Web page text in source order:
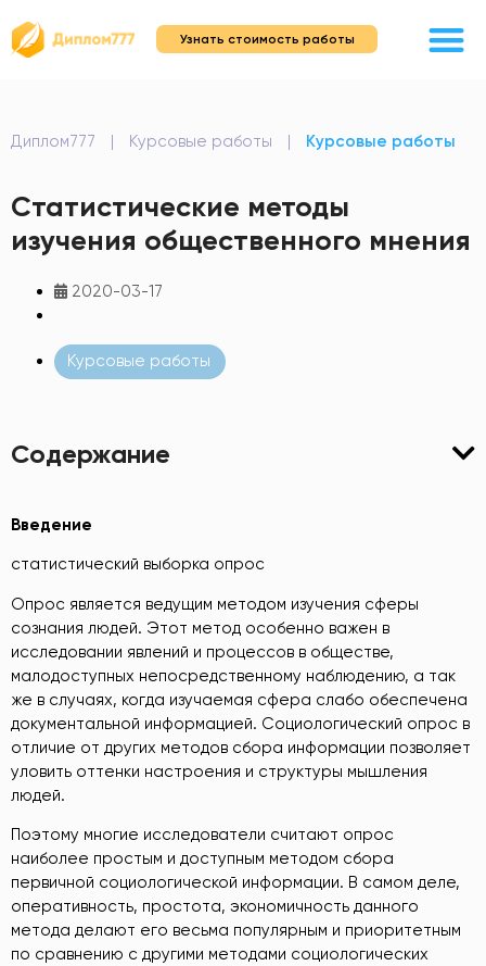
Узнать стоимость работы
Диплом777 | Курсовые работы | Курсовые работы
Статистические методы
изучения общественного мнения
2020-03-17
Курсовые работы
Содержание
Введение
статистический выборка опрос
Опрос является ведущим методом изучения сферы
сознания людей. Этот метод особенно важен в
исследовании явлений и процессов в обществе,
малодоступных непосредственному наблюдению, а так
же в случаях, когда изучаемая сфера слабо обеспечена
документальной информацией. Социологический опрос в
отличие от других методов сбора информации позволяет
уловить оттенки настроения и структуры мышления
людей.
Поэтому многие исследователи считают опрос
наиболее простым и доступным методом сбора
первичной социологической информации. В самом деле,
оперативность, простота, экономичность данного
метода делают его весьма популярным и приоритетным
по сравнению с другими методами социологических